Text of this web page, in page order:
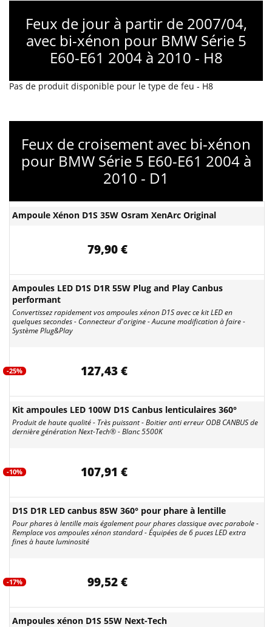
Feux de jour à partir de 2007/04,
avec bi-xénon pour BMW Série 5
E60-E61 2004 à 2010 - H8
Pas de produit disponible pour le type de feu - H8
Feux de croisement avec bi-xénon
pour BMW Série 5 E60-E61 2004 à
2010 - D1
Ampoule Xénon D1S 35W Osram XenArc Original
79,90 €
Ampoules LED D1S D1R 55W Plug and Play Canbus
performant
Convertissez rapidement vos ampoules xénon D1S avec ce kit LED en
quelques secondes - Connecteur d'origine - Aucune modification à faire -
Système Plug&Play
-25% 127,43 €
Kit ampoules LED 100W D1S Canbus lenticulaires 360°
Produit de haute qualité - Très puissant - Boitier anti erreur ODB CANBUS de
dernière génération Next-Tech® - Blanc 5500K
-10% 107,91 €
D1S D1R LED canbus 85W 360° pour phare à lentille
Pour phares à lentille mais également pour phares classique avec parabole -
Remplace vos ampoules xénon standard - Équipées de 6 puces LED extra
fines à haute luminosité
-17% 99,52 €
Ampoules xénon D1S 55W Next-Tech